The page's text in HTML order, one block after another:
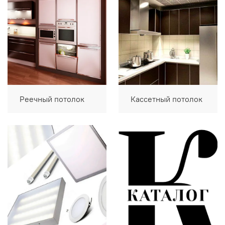
Реечный потолок Кассетный потолок